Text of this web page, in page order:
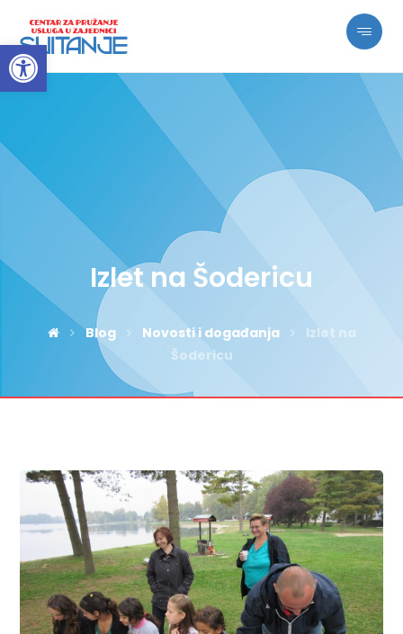
Open toolbar
Izlet na Šodericu
Blog Novosti i događanja
Izlet na
Šodericu